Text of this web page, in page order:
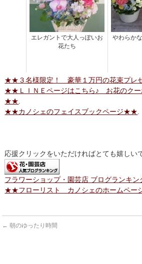
エレガントで大人っぽいお
花たち
やわらか
★★３名様限定！ 豪華１万円の花束プレ
★★ＬＩＮＥページはこちら♪ お花のクー
★★
★★カノシェのフェイスブックページ★★
応援クリックをいただければとても嬉しい
フラワーショップ・園芸店 ブログランキン
★★フローリスト カノシェのホームペー
← 朝のゆったり時間